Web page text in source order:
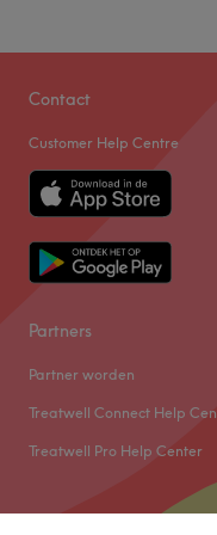
Sfeer in de salon:
Producten: REVADERM
Ervaring: Ornella
Specialiteit: Anti-aging
Vervoer: Bus 32
Contact
Customer Help Centre
Partners
Partner worden
Treatwell Connect Help
Treatwell Pro Help Center